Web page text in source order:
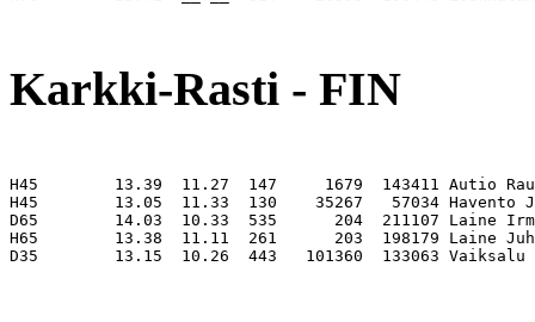
Karkki-Rasti - FIN
H45        13.39  11.27  147     1679  143411
H45        13.05  11.33  130    35267   57034
D65        14.03  10.33  535      204  211107
H65        13.38  11.11  261      203  198179
D35        13.15  10.26  443   101360  133063